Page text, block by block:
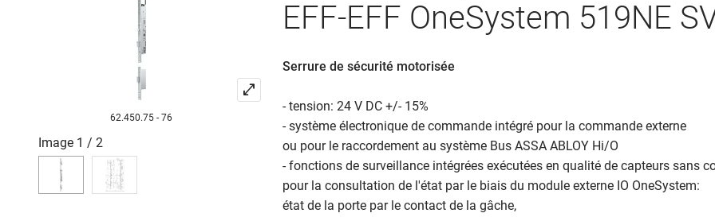
62.450.75 - 76
Image 1 / 2
EFF-EFF OneSystem 519NE
Serrure de sécurité motorisée
- tension: 24 V DC +/- 15%
- système électronique de commande intégré pour la commande externe
ou pour le raccordement au système Bus ASSA ABLOY Hi/O
- fonctions de surveillance intégrées exécutées en qualité de capteurs sans
pour la consultation de l'état par le biais du module externe IO OneSystem:
état de la porte par le contact de la gâche,